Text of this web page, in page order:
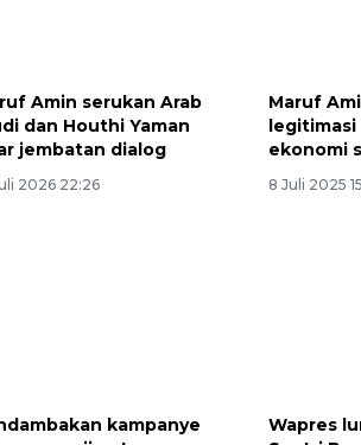
Amin serukan Arab
dan Houthi Yaman
jembatan dialog
2026 22:26
Maruf
legitimasi
ekonomi
8 Juli 2025
kampanye
Wapres